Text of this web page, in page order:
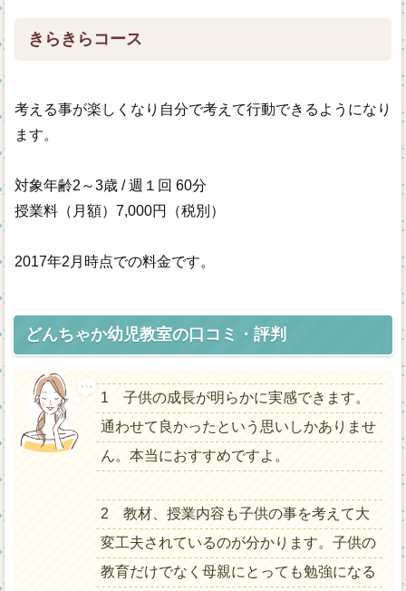
きらきらコース
考える事が楽しくなり自分で考えて行動できるようになり
ます。
対象年齢2～3歳 / 週１回 60分
授業料（月額）7,000円（税別）
2017年2月時点での料金です。
どんちゃか幼児教室の口コミ・評判
1 子供の成長が明らかに実感できます。
通わせて良かったという思いしかありませ
ん。本当におすすめですよ。
2 教材、授業内容も子供の事を考えて大
変工夫されているのが分かります。子供の
教育だけでなく母親にとっても勉強になる